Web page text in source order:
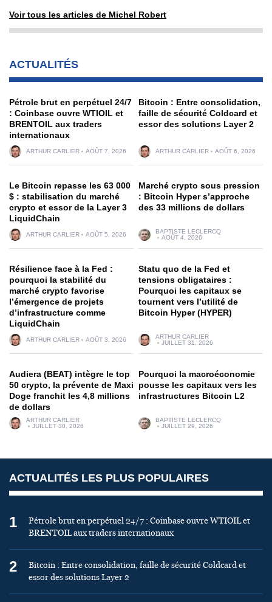
Voir tous les articles de Michel Robert
ACTUALITÉS
Pétrole brut en perpétuel 24/7
: Coinbase ouvre WTIOIL et
BRENTOIL aux traders
internationaux
ARTHUR CARLIER AOÛT 7, 2026
Bitcoin : Entre consolidation,
faille de sécurité Coldcard et
essor des solutions Layer 2
ARTHUR CARLIER AOÛT 6, 2026
Le Bitcoin repasse les 63 000
$ : stabilisation du marché
crypto et essor de la Layer 3
LiquidChain
ARTHUR CARLIER AOÛT 5, 2026
Marché crypto sous pression
: Bitcoin Hyper s’approche
des 33 millions de dollars
BAPTISTE LECLERCQ
AOÛT 4, 2026
Résilience face à la Fed :
pourquoi la stabilité du
marché crypto favorise
l’émergence de projets
d’infrastructure comme
LiquidChain
ARTHUR CARLIER AOÛT 3, 2026
Statu quo de la Fed et
tensions obligataires :
Pourquoi les capitaux se
tournent vers l’utilité de
Bitcoin Hyper (HYPER)
ARTHUR CARLIER
JUILLET 31, 2026
Audiera (BEAT) intègre le top
50 crypto, la prévente de Maxi
Doge franchit les 4,8 millions
de dollars
ARTHUR CARLIER
JUILLET 30, 2026
Pourquoi la macroéconomie
pousse les capitaux vers les
infrastructures Bitcoin L2
BAPTISTE LECLERCQ
JUILLET 29, 2026
ACTUALITÉS LES PLUS POPULAIRES
1
Pétrole brut en perpétuel 24/7 : Coinbase ouvre WTIOIL et
BRENTOIL aux traders internationaux
2
Bitcoin : Entre consolidation, faille de sécurité Coldcard et
essor des solutions Layer 2